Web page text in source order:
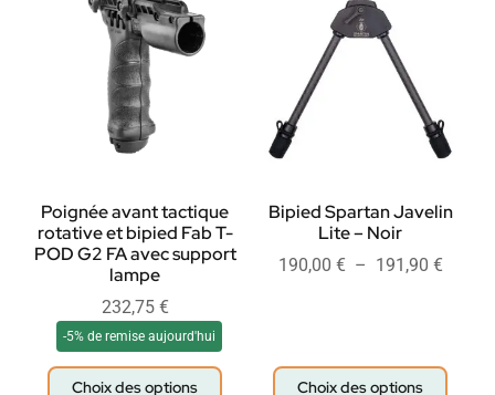
Poignée avant tactique
rotative et bipied Fab T-
POD G2 FA avec support
lampe
232,75 €
-5% de remise aujourd'hui
Choix des options
Bipied Spartan Javelin
Lite – Noir
190,00 € – 191,90 €
Choix des options